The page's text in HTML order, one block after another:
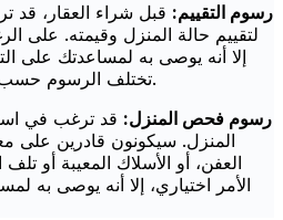
رسوم التقييم: قبل شراء العقار،
لتقييم حالة المنزل وقيمته. على
إلا أنه يوصى به لمساعدتك على
تختلف الرسوم حسب نوع المسح الذي يتم إجراؤه.
رسوم فحص المنزل: قد ترغب في
المنزل. سيكونون قادرين على
العفن، أو الأسلاك المعيبة أو
الأمر اختياري، إلا أنه يوصى به